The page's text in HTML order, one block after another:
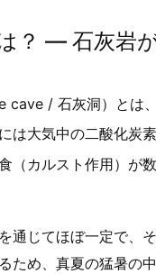
？ ― 石灰岩
cave / 石灰洞）とは、
は大気中の二酸化炭
（カルスト作用）が
通じてほぼ一定で、
ため、真夏の猛暑の